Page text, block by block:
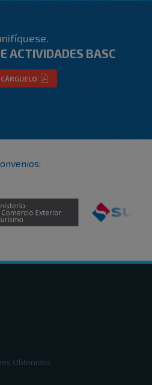
ACTIVIDADES BASC
Obtenidos